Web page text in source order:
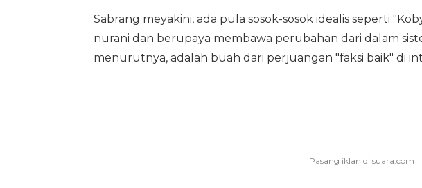
Sabrang meyakini, ada pula sosok-sosok idealis seperti
nurani dan berupaya membawa perubahan dari dalam
menurutnya, adalah buah dari perjuangan "faksi baik" di